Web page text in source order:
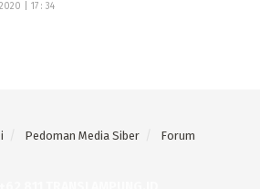
| 17 : 34
Pedoman Media Siber Forum